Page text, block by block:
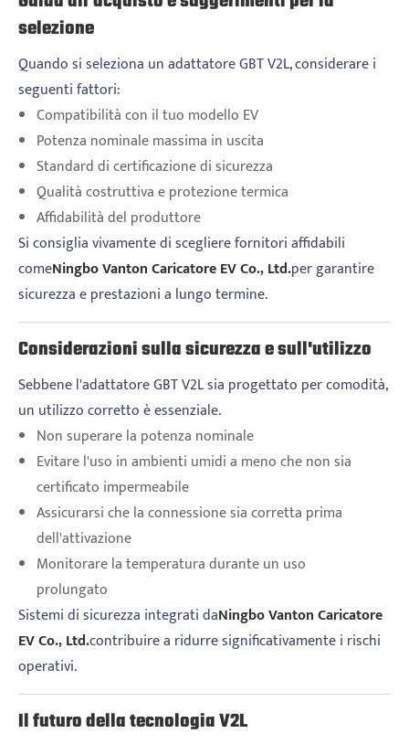
selezione
Quando si seleziona un adattatore GBT V2L, considerare i
seguenti fattori:
Compatibilità con il tuo modello EV
Potenza nominale massima in uscita
Standard di certificazione di sicurezza
Qualità costruttiva e protezione termica
Affidabilità del produttore
Si consiglia vivamente di scegliere fornitori affidabili
comeNingbo Vanton Caricatore EV Co., Ltd.per garantire
sicurezza e prestazioni a lungo termine.
Considerazioni sulla sicurezza e sull'utilizzo
Sebbene l'adattatore GBT V2L sia progettato per comodità,
un utilizzo corretto è essenziale.
Non superare la potenza nominale
Evitare l'uso in ambienti umidi a meno che non sia
certificato impermeabile
Assicurarsi che la connessione sia corretta prima
dell'attivazione
Monitorare la temperatura durante un uso
prolungato
Sistemi di sicurezza integrati daNingbo Vanton Caricatore
EV Co., Ltd.contribuire a ridurre significativamente i rischi
operativi.
Il futuro della tecnologia V2L